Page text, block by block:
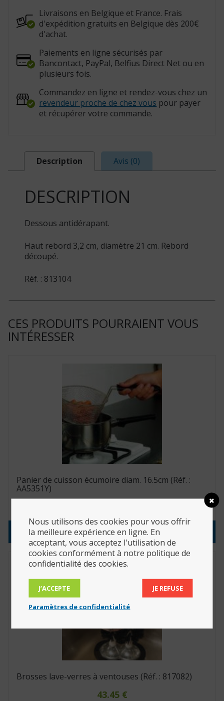
Livraisons en Belgique et France. Frais
d'expédition gratuits en Belgique dès 200€
d'achat.
Paiements en ligne sécurisés par
Bancontact, PayPal, Belfius Direct Net ou en
plusieurs fois.
Commandez en ligne et rendez-vous chez un
revendeur proche de chez vous pour payer
et récupérer votre commande.
Description Avis (0)
DESCRIPTION
Dessous antidérapant.
Haut rebord 3,2 cm, diamètre 21 cm. Rebord
découpé.
Réf. : 813104
CES PRODUITS POURRAIENT VOUS
INTÉRESSER
Panier de cuisson écumoire diam. 16.5cm (Réf. :
AA5351Y)
Consulter le produit
Brosses lave-verres à ventouses (Réf. : 817082)
43.45 €
Nous utilisons des cookies pour vous offrir
la meilleure expérience en ligne. En
acceptant, vous acceptez l'utilisation de
cookies conformément à notre politique de
confidentialité des cookies.
J’ACCEPTE JE REFUSE
Paramètres de confidentialité